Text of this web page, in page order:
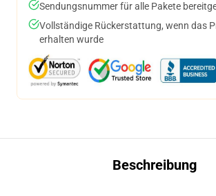
Sendungsnummer für alle Pakete
Vollständige Rückerstattung, wenn das
erhalten wurde
Beschreibung